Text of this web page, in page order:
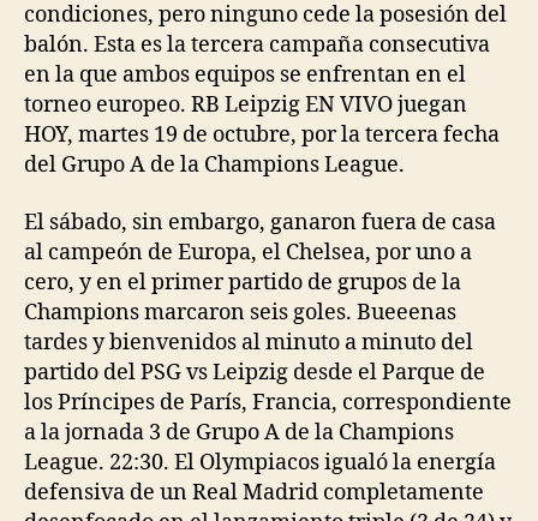
condiciones, pero ninguno cede la posesión del
balón. Esta es la tercera campaña consecutiva
en la que ambos equipos se enfrentan en el
torneo europeo. RB Leipzig EN VIVO juegan
HOY, martes 19 de octubre, por la tercera fecha
del Grupo A de la Champions League.
El sábado, sin embargo, ganaron fuera de casa
al campeón de Europa, el Chelsea, por uno a
cero, y en el primer partido de grupos de la
Champions marcaron seis goles. Bueeenas
tardes y bienvenidos al minuto a minuto del
partido del PSG vs Leipzig desde el Parque de
los Príncipes de París, Francia, correspondiente
a la jornada 3 de Grupo A de la Champions
League. 22:30. El Olympiacos igualó la energía
defensiva de un Real Madrid completamente